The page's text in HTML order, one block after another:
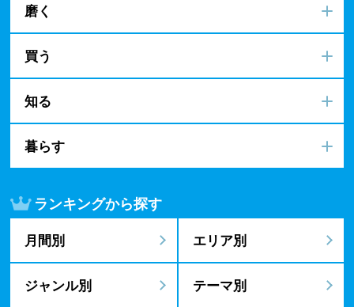
磨く
買う
知る
暮らす
ランキングから探す
月間別 エリア別
ジャンル別 テーマ別